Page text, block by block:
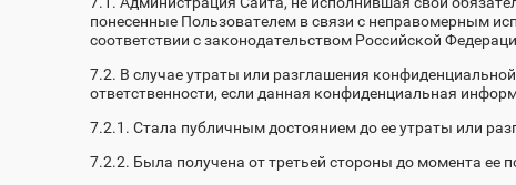
понесенные Пользователем в связи с неправомерным
соответствии с законодательством Российской
7.2. В случае утраты или разглашения
ответственности, если данная конфиденциальная
7.2.1. Стала публичным достоянием до ее утраты или
7.2.2. Была получена от третьей стороны до момента ее